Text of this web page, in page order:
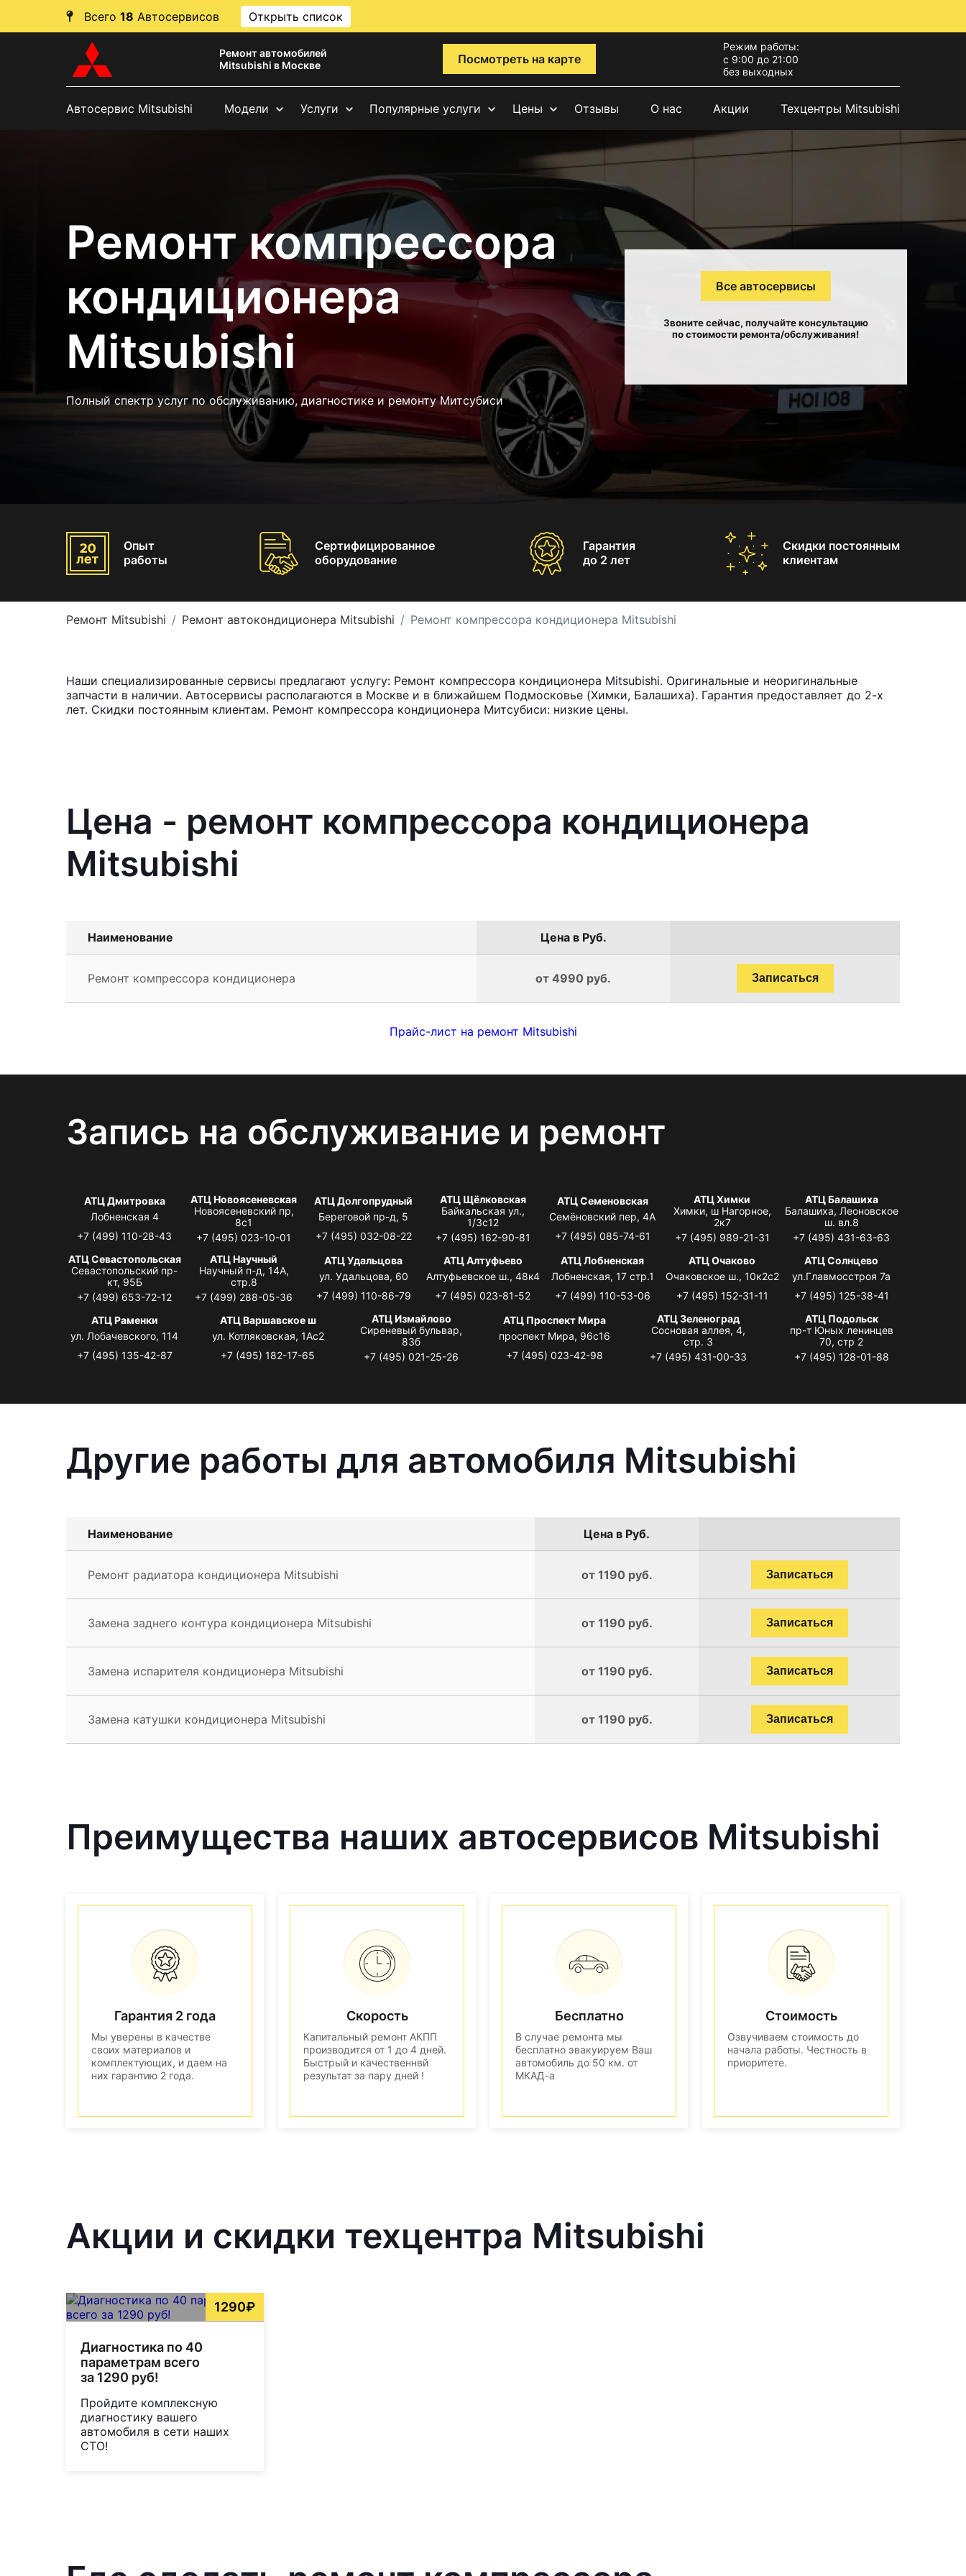
Всего 18 Автосервисов Открыть список
Ремонт автомобилей
Mitsubishi в Москве
Посмотреть на карте
Режим работы:
с 9:00 до 21:00
без выходных
Автосервис Mitsubishi Модели Услуги Популярные услуги Цены Отзывы О нас Акции Техцентры Mitsubishi
Ремонт компрессора
кондиционера
Mitsubishi
Полный спектр услуг по обслуживанию, диагностике и ремонту Митсубиси
Все автосервисы
Звоните сейчас, получайте консультацию
по стоимости ремонта/обслуживания!
Опыт
работы
Сертифицированное
оборудование
Гарантия
до 2 лет
Скидки постоянным
клиентам
Ремонт Mitsubishi Ремонт автокондиционера Mitsubishi Ремонт компрессора кондиционера Mitsubishi
Наши специализированные сервисы предлагают услугу: Ремонт компрессора кондиционера Mitsubishi. Оригинальные и неоригинальные
запчасти в наличии. Автосервисы располагаются в Москве и в ближайшем Подмосковье (Химки, Балашиха). Гарантия предоставляет до 2-х
лет. Скидки постоянным клиентам. Ремонт компрессора кондиционера Митсубиси: низкие цены.
Цена - ремонт компрессора кондиционера
Mitsubishi
Наименование Цена в Руб.
Ремонт компрессора кондиционера от 4990 руб. Записаться
Прайс-лист на ремонт Mitsubishi
Запись на обслуживание и ремонт
АТЦ Дмитровка
Лобненская 4
+7 (499) 110-28-43
АТЦ Новоясеневская
Новоясеневский пр,
8с1
+7 (495) 023-10-01
АТЦ Долгопрудный
Береговой пр-д, 5
+7 (495) 032-08-22
АТЦ Щёлковская
Байкальская ул.,
1/3с12
+7 (495) 162-90-81
АТЦ Семеновская
Семёновский пер, 4А
+7 (495) 085-74-61
АТЦ Химки
Химки, ш Нагорное,
2к7
+7 (495) 989-21-31
АТЦ Балашиха
Балашиха, Леоновское
ш. вл.8
+7 (495) 431-63-63
АТЦ Севастопольская
Севастопольский пр-
кт, 95Б
+7 (499) 653-72-12
АТЦ Научный
Научный п-д, 14А,
стр.8
+7 (499) 288-05-36
АТЦ Удальцова
ул. Удальцова, 60
+7 (499) 110-86-79
АТЦ Алтуфьево
Алтуфьевское ш., 48к4
+7 (495) 023-81-52
АТЦ Лобненская
Лобненская, 17 стр.1
+7 (499) 110-53-06
АТЦ Очаково
Очаковское ш., 10к2с2
+7 (495) 152-31-11
АТЦ Солнцево
ул.Главмосстроя 7а
+7 (495) 125-38-41
АТЦ Раменки
ул. Лобачевского, 114
+7 (495) 135-42-87
АТЦ Варшавское ш
ул. Котляковская, 1Ас2
+7 (495) 182-17-65
АТЦ Измайлово
Сиреневый бульвар,
83б
+7 (495) 021-25-26
АТЦ Проспект Мира
проспект Мира, 96с16
+7 (495) 023-42-98
АТЦ Зеленоград
Сосновая аллея, 4,
стр. 3
+7 (495) 431-00-33
АТЦ Подольск
пр-т Юных ленинцев
70, стр 2
+7 (495) 128-01-88
Другие работы для автомобиля Mitsubishi
Наименование Цена в Руб.
Ремонт радиатора кондиционера Mitsubishi от 1190 руб. Записаться
Замена заднего контура кондиционера Mitsubishi от 1190 руб. Записаться
Замена испарителя кондиционера Mitsubishi от 1190 руб. Записаться
Замена катушки кондиционера Mitsubishi от 1190 руб. Записаться
Преимущества наших автосервисов Mitsubishi
Гарантия 2 года
Мы уверены в качестве
своих материалов и
комплектующих, и даем на
них гарантию 2 года.
Скорость
Капитальный ремонт АКПП
производится от 1 до 4 дней.
Быстрый и качественнвй
результат за пару дней !
Бесплатно
В случае ремонта мы
бесплатно эвакуируем Ваш
автомобиль до 50 км. от
МКАД-а
Стоимость
Озвучиваем стоимость до
начала работы. Честность в
приоритете.
Акции и скидки техцентра Mitsubishi
1290₽
Диагностика по 40
параметрам всего
за 1290 руб!
Пройдите комплексную
диагностику вашего
автомобиля в сети наших
СТО!